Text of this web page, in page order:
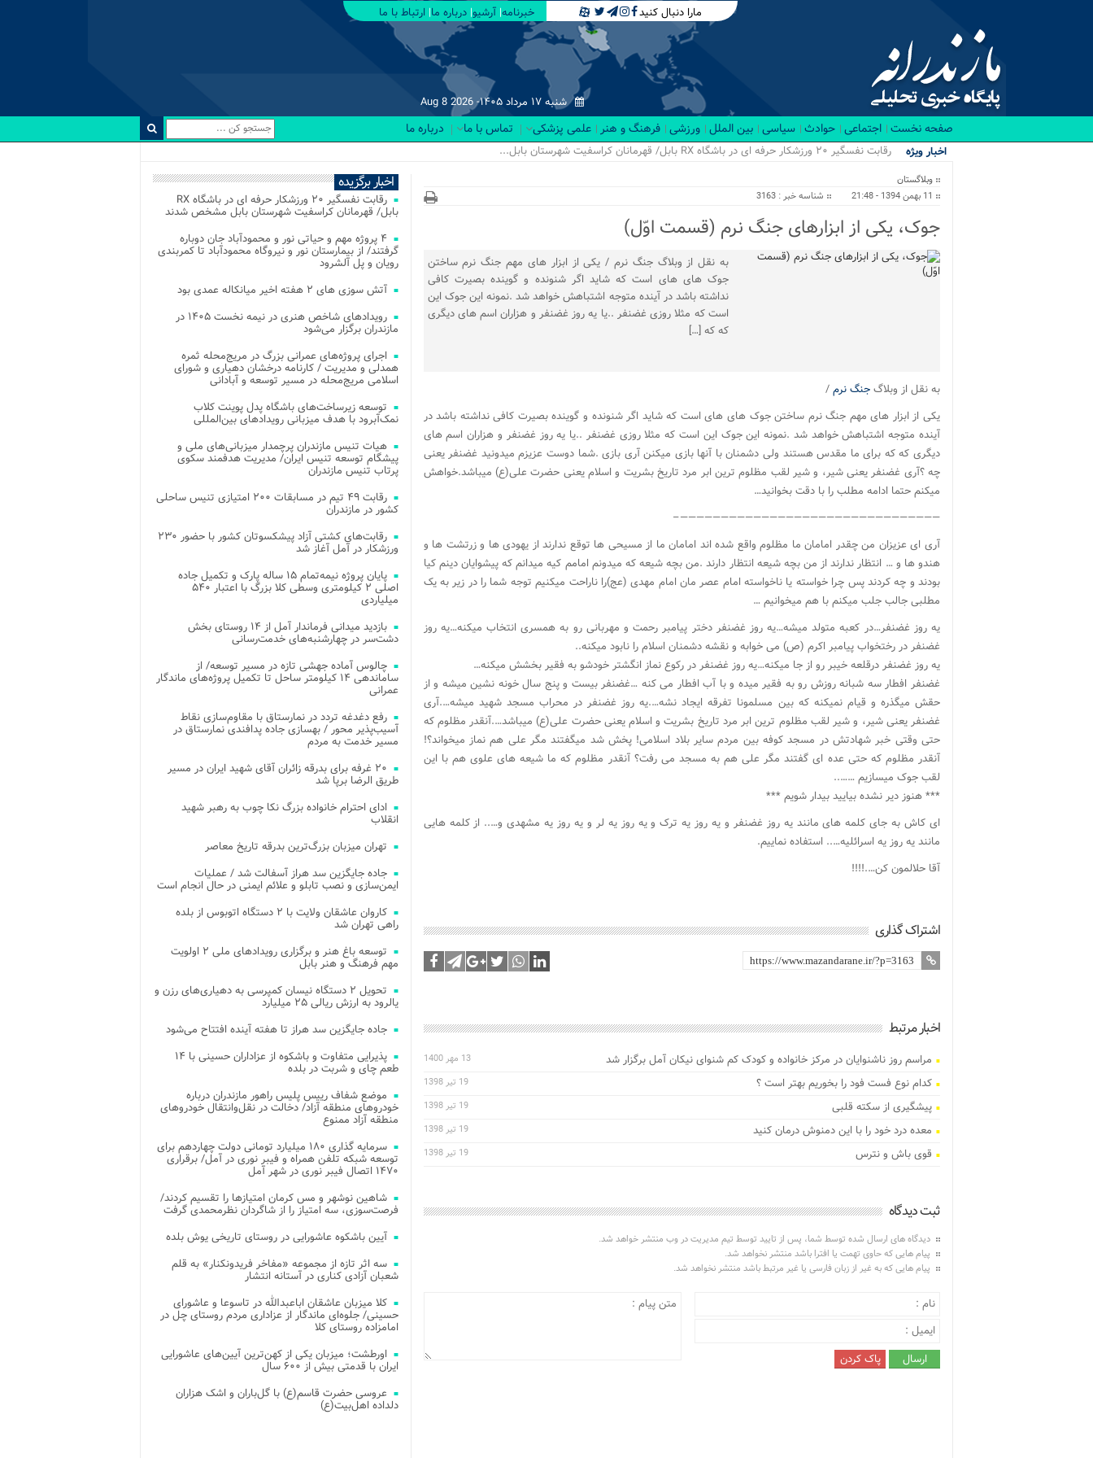
مارا دنبال کنید خبرنامه آرشیو درباره ما ارتباط با ما
شنبه ۱۷ مرداد ۱۴۰۵- Aug 8 2026
صفحه نخست اجتماعی حوادث سیاسی بین الملل ورزشی فرهنگ و هنر علمی پزشکی تماس با ما درباره ما
اخبار ویژه رقابت نفسگیر ۲۰ ورزشکار حرفه ای در باشگاه RX بابل/ قهرمانان کراسفیت شهرستان بابل...
وبلاگستان
11 بهمن 1394 - 21:48
شناسه خبر : 3163
جوک، یکی از ابزارهای جنگ نرم (قسمت اوّل)
به نقل از وبلاگ جنگ نرم / یکی از ابزار های مهم جنگ نرم ساختن
جوک های های است که شاید اگر شنونده و گوینده بصیرت کافی
نداشته باشد در آینده متوجه اشتباهش خواهد شد .نمونه این جوک این
است که مثلا روزی غضنفر ..یا یه روز غضنفر و هزاران اسم های دیگری
که که […]
به نقل از وبلاگجنگ نرم/
یکی از ابزار های مهم جنگ نرم ساختن جوک های های است که شاید اگر شنونده و گوینده بصیرت کافی نداشته باشد در
آینده متوجه اشتباهش خواهد شد .نمونه این جوک این است که مثلا روزی غضنفر ..یا یه روز غضنفر و هزاران اسم های
دیگری که که برای ما مقدس هستند ولی دشمنان با آنها بازی میکنن آری بازی .شما دوست عزیزم میدونید غضنفر یعنی
چه ؟آری غضنفر یعنی شیر، و شیر لقب مظلوم ترین ابر مرد تاریخ بشریت و اسلام یعنی حضرت علی(ع) میباشد.خواهش
میکنم حتما ادامه مطلب را با دقت بخوانید…
————————————————————————————————–
آری ای عزیزان من چقدر امامان ما مظلوم واقع شده اند امامان ما از مسیحی ها توقع ندارند از یهودی ها و زرتشت ها و
هندو ها و … انتظار ندارند از من بچه شیعه انتظار دارند .من بچه شیعه که میدونم امامم کیه میدانم که پیشوایان دینم کیا
بودند و چه کردند پس چرا خواسته یا ناخواسته امام عصر مان امام مهدی (عج)را ناراحت میکنیم توجه شما را در زیر به یک
مطلبی جالب جلب میکنم با هم میخوانیم …
یه روز غضنفر…در کعبه متولد میشه…یه روز غضنفر دختر پیامبر رحمت و مهربانی رو به همسری انتخاب میکنه…یه روز
غضنفر در رختخواب پیامبر اکرم (ص) می خوابه و نقشه دشمنان اسلام را نابود میکنه..
یه روز غضنفر درقلعه خیبر رو از جا میکنه…یه روز غضنفر در رکوع نماز انگشتر خودشو به فقیر بخشش میکنه…
غضنفر افطار سه شبانه روزش رو به فقیر میده و با آب افطار می کنه …غضنفر بیست و پنج سال خونه نشین میشه و از
حقش میگذره و قیام نمیکنه که بین مسلمونا تفرقه ایجاد نشه….یه روز غضنفر در محراب مسجد شهید میشه….آری
غضنفر یعنی شیر، و شیر لقب مظلوم ترین ابر مرد تاریخ بشریت و اسلام یعنی حضرت علی(ع) میباشد….آنقدر مظلوم که
حتی وقتی خبر شهادتش در مسجد کوفه بین مردم سایر بلاد اسلامی! پخش شد میگفتند مگر علی هم نماز میخواند؟!
آنقدر مظلوم که حتی عده ای گفتند مگر علی هم به مسجد می رفت؟ آنقدر مظلوم که ما شیعه های علوی هم با این
لقب جوک میسازیم ……..
*** هنوز دیر نشده بیایید بیدار شویم ***
ای کاش به جای کلمه های مانند یه روز غضنفر و یه روز یه ترک و یه روز یه لر و یه روز یه مشهدی و….. از کلمه هایی
مانند یه روز یه اسرائلیه….. استفاده نماییم.
آقا حلالمون کن….!!!!
اشتراک گذاری
اخبار مرتبط
مراسم روز ناشنوایان در مرکز خانواده و کودک کم شنوای نیکان آمل برگزار شد 13 مهر 1400
کدام نوع فست فود را بخوریم بهتر است ؟ 19 تیر 1398
پیشگیری از سکته قلبی 19 تیر 1398
معده درد خود را با این دمنوش درمان کنید 19 تیر 1398
قوی باش و نترس 19 تیر 1398
ثبت دیدگاه
دیدگاه های ارسال شده توسط شما، پس از تایید توسط تیم مدیریت در وب منتشر خواهد شد.
پیام هایی که حاوی تهمت یا افترا باشد منتشر نخواهد شد.
پیام هایی که به غیر از زبان فارسی یا غیر مرتبط باشد منتشر نخواهد شد.
اخبار برگزیده
رقابت نفسگیر ۲۰ ورزشکار حرفه ای در باشگاه RX
بابل/ قهرمانان کراسفیت شهرستان بابل مشخص شدند
۴ پروژه مهم و حیاتی نور و محمودآباد جان دوباره
گرفتند/ از بیمارستان نور و نیروگاه محمودآباد تا کمربندی
رویان و پل آلشرود
آتش‌ سوزی‌ های ۲ هفته اخیر میانکاله عمدی بود
رویدادهای شاخص هنری در نیمه نخست ۱۴۰۵ در
مازندران برگزار می‌شود
اجرای پروژه‌های عمرانی بزرگ در مریج‌محله ثمره
همدلی و مدیریت / کارنامه درخشان دهیاری و شورای
اسلامی مریج‌محله در مسیر توسعه و آبادانی
توسعه زیرساخت‌های باشگاه پدل پوینت کلاب
نمک‌آبرود با هدف میزبانی رویدادهای بین‌المللی
هیات تنیس مازندران پرچمدار میزبانی‌های ملی و
پیشگام توسعه تنیس ایران/ مدیریت هدفمند سکوی
پرتاب تنیس مازندران
رقابت ۴۹ تیم در مسابقات ۲۰۰ امتیازی تنیس ساحلی
کشور در مازندران
رقابت‌های کشتی آزاد پیشکسوتان کشور با حضور ۲۳۰
ورزشکار در آمل آغاز شد
پایان پروژه نیمه‌تمام ۱۵ ساله پارک و تکمیل جاده
اصلی ۲ کیلومتری وسطی کلا بزرگ با اعتبار ۵۴۰
میلیاردی
بازدید میدانی فرماندار آمل از ۱۴ روستای بخش
دشت‌سر در چهارشنبه‌های خدمت‌رسانی
چالوس آماده جهشی تازه در مسیر توسعه/ از
ساماندهی ۱۴ کیلومتر ساحل تا تکمیل پروژه‌های ماندگار
عمرانی
رفع دغدغه تردد در نمارستاق با مقاوم‌سازی نقاط
آسیب‌پذیر محور / بهسازی جاده پدافندی نمارستاق در
مسیر خدمت به مردم
۲۰ غرفه برای بدرقه زائران آقای شهید ایران در مسیر
طریق الرضا برپا شد
ادای احترام خانواده بزرگ نکا چوب به رهبر شهید
انقلاب
تهران میزبان بزرگ‌ترین بدرقه تاریخ معاصر
جاده جایگزین سد هراز آسفالت شد / عملیات
ایمن‌سازی و نصب تابلو و علائم ایمنی در حال انجام است
کاروان عاشقان ولایت با ۲ دستگاه اتوبوس از بلده
راهی تهران شد
توسعه باغ هنر و برگزاری رویدادهای ملی ۲ اولویت
مهم فرهنگ و هنر بابل
تحویل ۲ دستگاه نیسان کمپرسی به دهیاری‌های رزن و
یالرود به ارزش ریالی ۲۵ میلیارد
جاده جایگزین سد هراز تا هفته آینده افتتاح می‌شود
پذیرایی متفاوت و باشکوه از عزاداران حسینی با ۱۴
طعم چای و شربت در بلده
موضع شفاف رییس پلیس راهور مازندران درباره
خودروهای منطقه آزاد/ دخالت در نقل‌وانتقال خودروهای
منطقه آزاد ممنوع
سرمایه گذاری ۱۸۰ میلیارد تومانی دولت چهاردهم برای
توسعه شبکه تلفن همراه و فیبر نوری در آمل/ برقراری
۱۴۷۰ اتصال فیبر نوری در شهر آمل
شاهین نوشهر و مس کرمان امتیازها را تقسیم کردند/
فرصت‌سوزی، سه امتیاز را از شاگردان نظرمحمدی گرفت
آیین باشکوه عاشورایی در روستای تاریخی یوش بلده
سه اثر تازه از مجموعه «مفاخر فریدونکنار» به قلم
شعبان آزادی کناری در آستانه انتشار
کلا میزبان عاشقان اباعبدالله در تاسوعا و عاشورای
حسینی/ جلوه‌ای ماندگار از عزاداری مردم روستای چل در
امامزاده روستای کلا
اورطشت؛ میزبان یکی از کهن‌ترین آیین‌های عاشورایی
ایران با قدمتی بیش از ۶۰۰ سال
عروسی حضرت قاسم(ع) با گل‌باران و اشک هزاران
دلداده اهل‌بیت(ع)